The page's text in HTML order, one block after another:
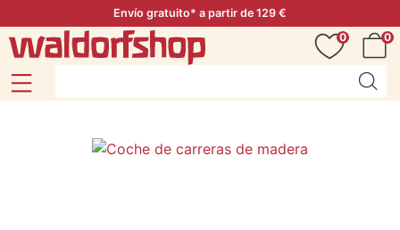
Envío gratuito* a partir de 129 €
0
0